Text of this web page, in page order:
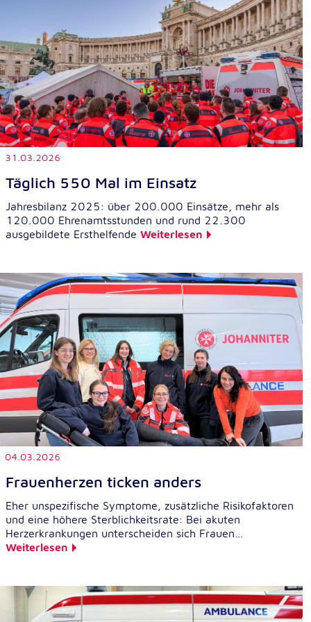
31.03.2026
Täglich 550 Mal im Einsatz
Jahresbilanz 2025: über 200.000 Einsätze, mehr als
120.000 Ehrenamtsstunden und rund 22.300
ausgebildete Ersthelfende Weiterlesen
04.03.2026
Frauenherzen ticken anders
Eher unspezifische Symptome, zusätzliche Risikofaktoren
und eine höhere Sterblichkeitsrate: Bei akuten
Herzerkrankungen unterscheiden sich Frauen…
Weiterlesen
Externe Dienste
Um Inhalte von Videoplattformen und
Kartendiensten anzeigen zu können, werden von
diesen externen Diensten Cookies gesetzt.
YouTube
Anbieter:
Google LLC
Zweck:
Google Maps
Name:
NID
Anbieter:
Google LLC
Zweck:
Einbinden von interaktiven Google Karten
Cookie Laufzeit:
6 Monate